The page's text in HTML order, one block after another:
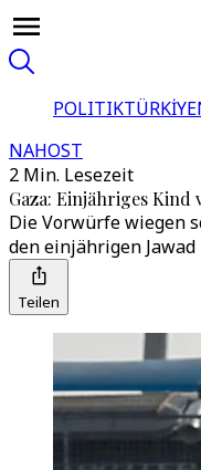
POLITIKTÜRKİYE
NAHOST
2 Min. Lesezeit
Gaza: Einjähriges
Die Vorwürfe wiegen
den einjährigen
Teilen